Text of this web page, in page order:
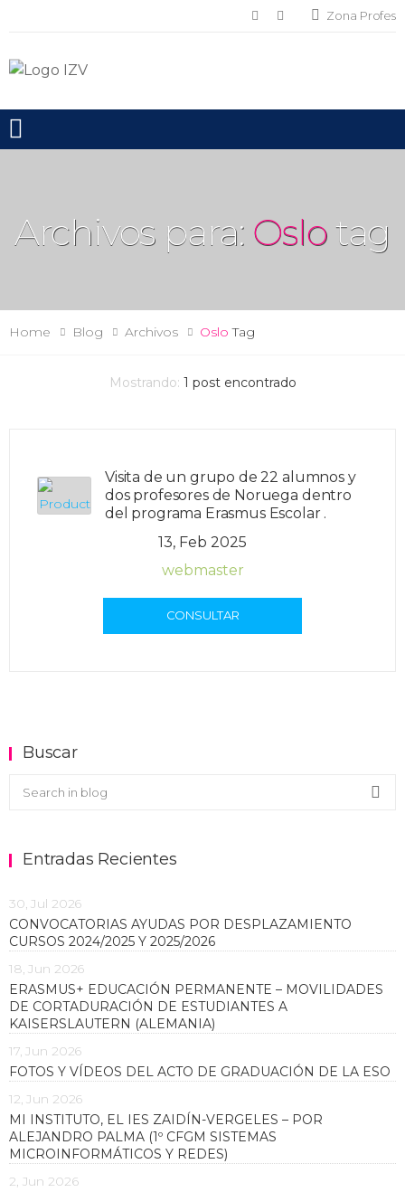
Zona Profes
Toggle mobile menu
Archivos para: Oslotag
Home Blog Archivos Oslo Tag
Mostrando: 1 post encontrado
Visita de un grupo de 22 alumnos y
dos profesores de Noruega dentro
del programa Erasmus Escolar .
13, Feb 2025
webmaster
CONSULTAR
Buscar
Buscar en el blog
Entradas Recientes
30, Jul 2026
CONVOCATORIAS AYUDAS POR DESPLAZAMIENTO
CURSOS 2024/2025 Y 2025/2026
18, Jun 2026
ERASMUS+ EDUCACIÓN PERMANENTE – MOVILIDADES
DE CORTADURACIÓN DE ESTUDIANTES A
KAISERSLAUTERN (ALEMANIA)
17, Jun 2026
FOTOS Y VÍDEOS DEL ACTO DE GRADUACIÓN DE LA ESO
12, Jun 2026
MI INSTITUTO, EL IES ZAIDÍN-VERGELES – POR
ALEJANDRO PALMA (1º CFGM SISTEMAS
MICROINFORMÁTICOS Y REDES)
2, Jun 2026